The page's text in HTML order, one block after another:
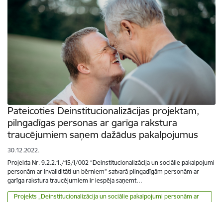
Pateicoties Deinstitucionalizācijas projektam,
pilngadīgas personas ar garīga rakstura
traucējumiem saņem dažādus pakalpojumus
30.12.2022.
Projekta Nr. 9.2.2.1./15/I/002 “Deinstitucionalizācija un sociālie pakalpojumi
personām ar invaliditāti un bērniem” satvarā pilngadīgām personām ar
garīga rakstura traucējumiem ir iespēja saņemt…
Projekts „Deinstitucionalizācija un sociālie pakalpojumi personām ar